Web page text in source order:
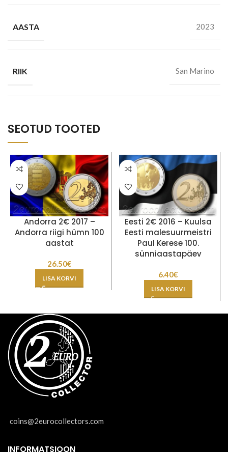
AASTA 2023
RIIK San Marino
SEOTUD TOOTED
Andorra 2€ 2017 –
Andorra riigi hümn 100
aastat
26.50€
LISA KORVI
Eesti 2€ 2016 – Kuulsa
Eesti malesuurmeistri
Paul Kerese 100.
sünniaastapäev
6.40€
LISA KORVI
coins@2eurocollectors.com
INFORMATSIOON